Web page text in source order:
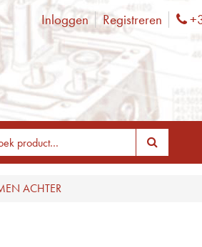
Inloggen Registreren
ACHTER